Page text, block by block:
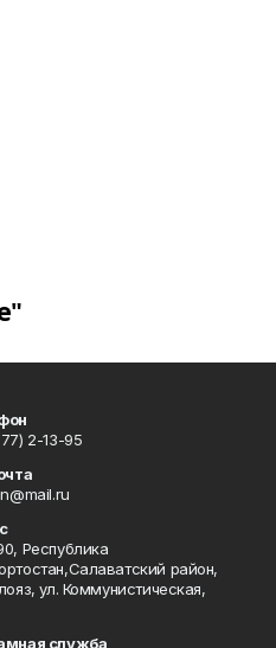
2-13-95
Республика
район,
ул. Коммунистическая,
служба